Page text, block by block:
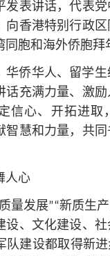
发表讲话，代表党
向香港特别行政
胞和海外侨胞拜
华侨华人、留学
话充满力量、激
信心、开拓进取
智慧和力量，共
人心
量发展”“新质生
设、文化建设、
队建设都取得新